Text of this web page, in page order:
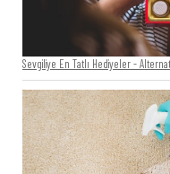
Sevgiliye En Tatlı Hediyeler -